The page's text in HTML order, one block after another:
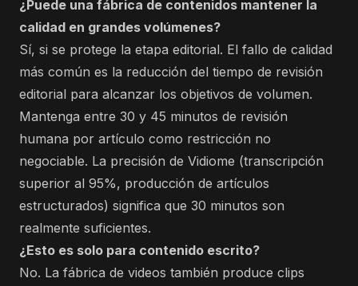
¿Puede una fábrica de contenidos mantener la
calidad en grandes volúmenes?
Sí, si se protege la etapa editorial. El fallo de calidad
más común es la reducción del tiempo de revisión
editorial para alcanzar los objetivos de volumen.
Mantenga entre 30 y 45 minutos de revisión
humana por artículo como restricción no
negociable. La precisión de Vidiome (transcripción
superior al 95%, producción de artículos
estructurados) significa que 30 minutos son
realmente suficientes.
¿Esto es solo para contenido escrito?
No. La fábrica de videos también produce clips